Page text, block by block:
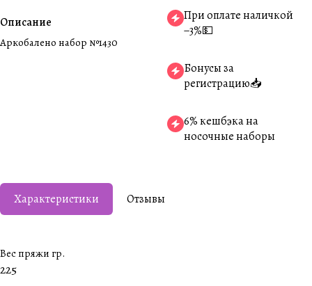
Описание
Аркобалено набор №1430
При оплате наличкой
−3%💵
Бонусы за
регистрацию📥
6% кешбэка на
носочные наборы
Характеристики Отзывы
Вес пряжи гр.
225